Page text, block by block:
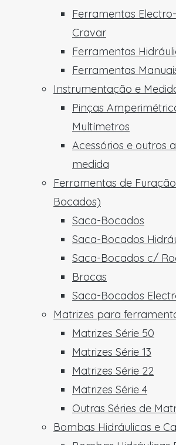
Ferramentas
Cravar
Ferramentas
Ferramentas
Instrumentação e
Pinças
Multímetros
Acessórios e outros
medida
Ferramentas de
Bocados)
Saca-Bocados
Saca-Bocados
Saca-Bocados c/
Brocas
Saca-Bocados
Matrizes para
Matrizes Série 50
Matrizes Série 13
Matrizes Série 22
Matrizes Série 4
Outras Séries de
Bombas Hidráulicas e